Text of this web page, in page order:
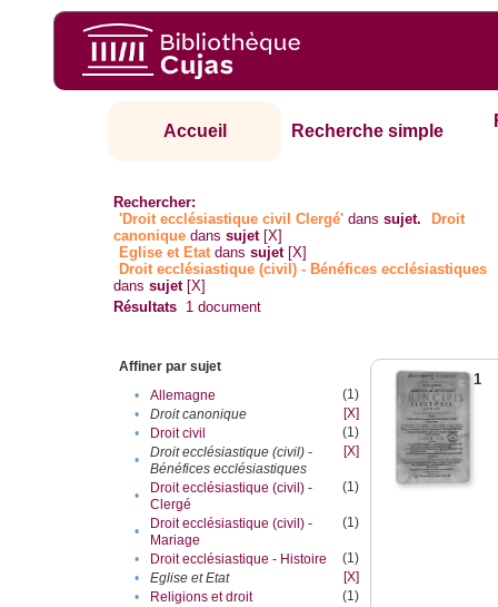
Accueil Recherche simple
Rechercher:
'Droit ecclésiastique civil Clergé' danssujet.
Droit
canonique danssujet [X]
Eglise et Etatdanssujet [X]
Droit ecclésiastique (civil) - Bénéfices ecclésiastiques
danssujet [X]
Résultats 1 document
Affiner par sujet
•
Allemagne
(1)
•
Droit canonique
[X]
•
Droit civil
(1)
•
Droit ecclésiastique (civil) -
Bénéfices ecclésiastiques
[X]
•
Droit ecclésiastique (civil) -
Clergé
(1)
•
Droit ecclésiastique (civil) -
Mariage
(1)
• Droit ecclésiastique - Histoire
(1)
•
Eglise et Etat
[X]
•
Religions et droit
(1)
1